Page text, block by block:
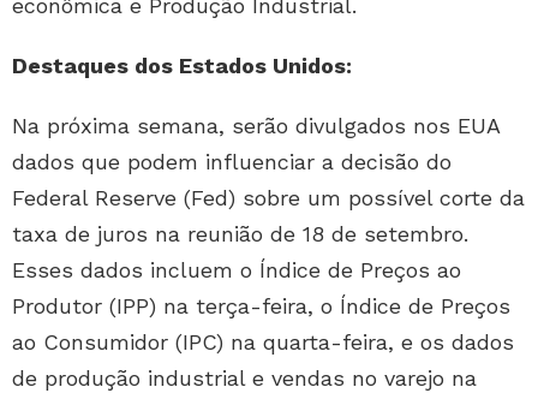
econômica e Produção Industrial.
Destaques dos Estados Unidos:
Na próxima semana, serão divulgados nos EUA
dados que podem influenciar a decisão do
Federal Reserve (Fed) sobre um possível corte da
taxa de juros na reunião de 18 de setembro.
Esses dados incluem o Índice de Preços ao
Produtor (IPP) na terça-feira, o Índice de Preços
ao Consumidor (IPC) na quarta-feira, e os dados
de produção industrial e vendas no varejo na